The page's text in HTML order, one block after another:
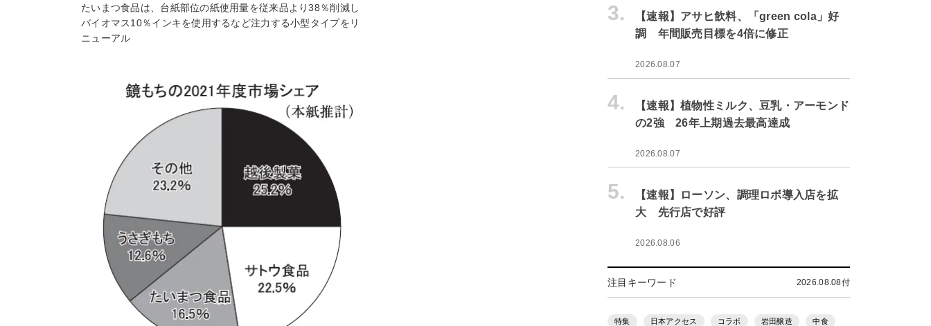
たいまつ食品は、台紙部位の紙使用量を従来品より38％削減し
バイオマス10％インキを使用するなど注力する小型タイプをリ
ニューアル
3.
【速報】アサヒ飲料、「green cola」好
調 年間販売目標を4倍に修正
2026.08.07
4.
【速報】植物性ミルク、豆乳・アーモンド
の2強 26年上期過去最高達成
2026.08.07
5.
【速報】ローソン、調理ロボ導入店を拡
大 先行店で好評
2026.08.06
注目キーワード 2026.08.08付
特集 日本アクセス コラボ 岩田醸造 中食